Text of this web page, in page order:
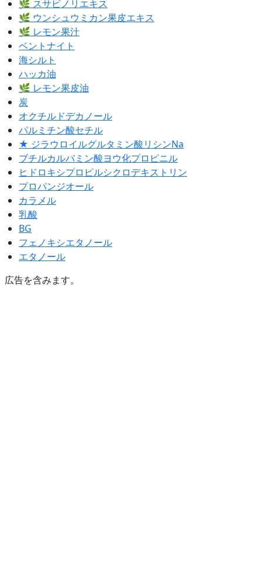
🌿 スサビノリエキス
🌿 ウンシュウミカン果皮エキス
🌿 レモン果汁
ベントナイト
海シルト
ハッカ油
🌿 レモン果皮油
炭
オクチルドデカノール
パルミチン酸セチル
★ ジラウロイルグルタミン酸リシンNa
ブチルカルバミン酸ヨウ化プロピニル
ヒドロキシプロピルシクロデキストリン
プロパンジオール
カラメル
乳酸
BG
フェノキシエタノール
エタノール
広告を含みます。